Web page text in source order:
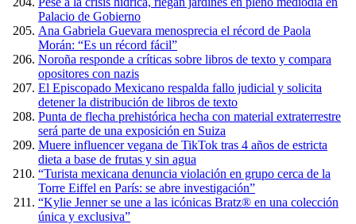
Palacio de Gobierno
Ana Gabriela Guevara menosprecia el récord de Paola
Morán: “Es un récord fácil”
Noroña responde a críticas sobre libros de texto y compara
opositores con nazis
El Episcopado Mexicano respalda fallo judicial y solicita
detener la distribución de libros de texto
Punta de flecha prehistórica hecha con material extraterrestre
será parte de una exposición en Suiza
Muere influencer vegana de TikTok tras 4 años de estricta
dieta a base de frutas y sin agua
“Turista mexicana denuncia violación en grupo cerca de la
Torre Eiffel en París: se abre investigación”
“Kylie Jenner se une a las icónicas Bratz® en una colección
única y exclusiva”